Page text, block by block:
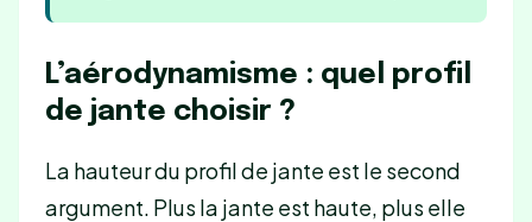
L’aérodynamisme : quel profil
de jante choisir ?
La hauteur du profil de jante est le second
argument. Plus la jante est haute, plus elle